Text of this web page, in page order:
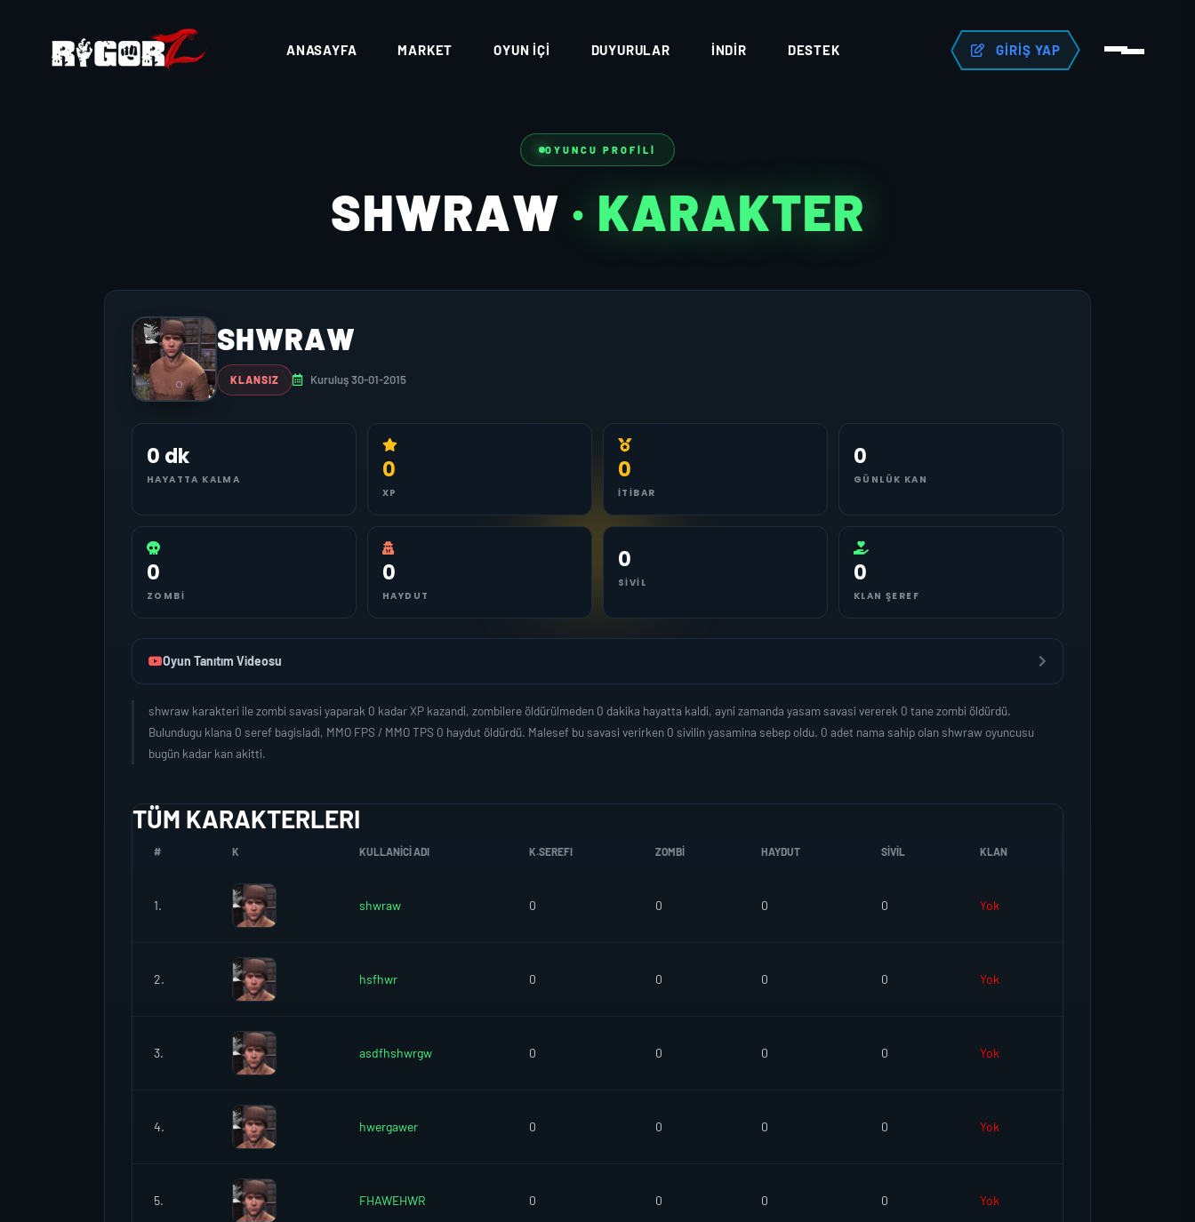
ANASAYFA MARKET OYUN İÇI DUYURULAR İNDIR DESTEK GIRIŞ YAP
OYUNCU PROFILI
SHWRAW · KARAKTER
SHWRAW
KLANSIZ Kuruluş 30-01-2015
0 dk
HAYATTA KALMA 0
XP
0
İTIBAR
0
GÜNLÜK KAN
0
ZOMBI
0
HAYDUT
0
SIVIL 0
KLAN ŞEREF
Oyun Tanıtım Videosu
shwraw karakteri ile zombi savasi yaparak 0 kadar XP kazandi, zombilere öldürülmeden 0 dakika hayatta kaldi, ayni zamanda yasam savasi vererek 0 tane zombi öldürdü.
Bulundugu klana 0 seref bagisladi, MMO FPS / MMO TPS 0 haydut öldürdü. Malesef bu savasi verirken 0 sivilin yasamina sebep oldu. 0 adet nama sahip olan shwraw oyuncusu
bugün kadar kan akitti.
TÜM KARAKTERLERI
# K KULLANICI ADI K.SEREFI ZOMBI HAYDUT SIVIL KLAN
1. shwraw 0 0 0 0 Yok
2. hsfhwr 0 0 0 0 Yok
3. asdfhshwrgw 0 0 0 0 Yok
4. hwergawer 0 0 0 0 Yok
5. FHAWEHWR 0 0 0 0 Yok